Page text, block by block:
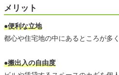
メリット
●便利な立地
都心や住宅地の中にあるところが多
●搬出入の自由度